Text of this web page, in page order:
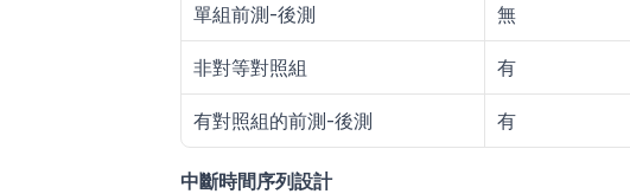
單組前測-後測 無
非對等對照組 有
有對照組的前測-後測 有
中斷時間序列設計